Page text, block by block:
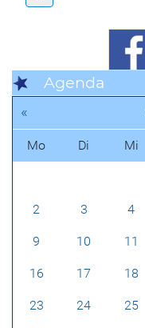
Agenda
«
Mo Di Mi
2 3 4
9 10 11
16 17 18
23 24 25